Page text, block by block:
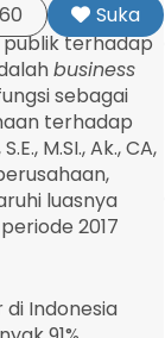
60
Suka
publik terhadap
business
sebagai
terhadap
M.SI., Ak., CA,
luasnya
2017
Indonesia